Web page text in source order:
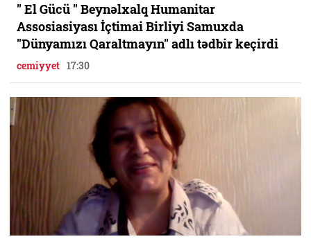
" El Gücü " Beynəlxalq Humanitar
Assosiasiyası İçtimai Birliyi Samuxda
"Dünyamızı Qaraltmayın" adlı tədbir keçirdi
cemiyyet 17:30